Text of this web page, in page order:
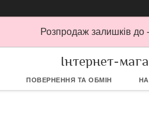
Розпродаж залишків до
Інтернет-
ПОВЕРНЕННЯ ТА ОБМІН